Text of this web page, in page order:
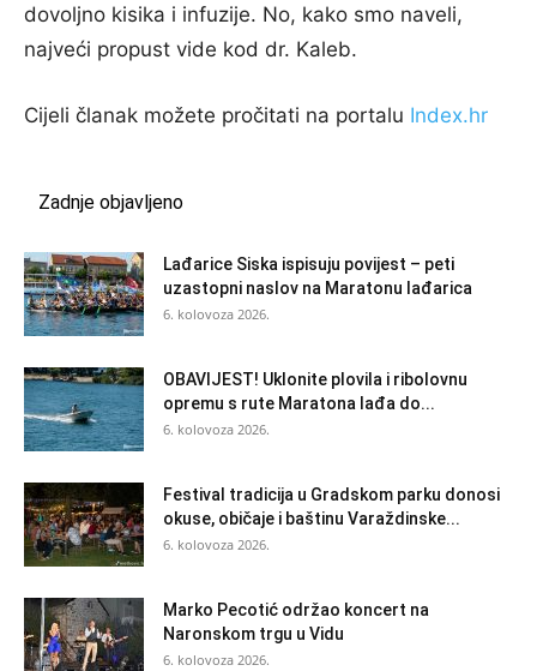
dovoljno kisika i infuzije. No, kako smo naveli,
najveći propust vide kod dr. Kaleb.
Cijeli članak možete pročitati na portalu Index.hr
Zadnje objavljeno
Lađarice Siska ispisuju povijest – peti
uzastopni naslov na Maratonu lađarica
6. kolovoza 2026.
OBAVIJEST! Uklonite plovila i ribolovnu
opremu s rute Maratona lađa do...
6. kolovoza 2026.
Festival tradicija u Gradskom parku donosi
okuse, običaje i baštinu Varaždinske...
6. kolovoza 2026.
Marko Pecotić održao koncert na
Naronskom trgu u Vidu
6. kolovoza 2026.